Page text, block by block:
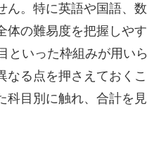
ん。特に英語や国語、数
体の難易度を把握しやす
といった枠組みが用いら
る点を押さえておくこ
科目別に触れ、合計を見